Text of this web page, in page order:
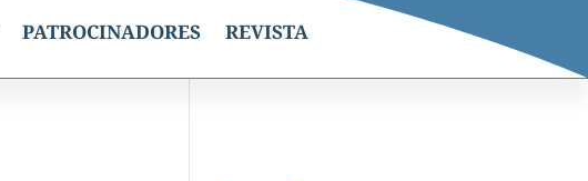
PATROCINADORES REVISTA